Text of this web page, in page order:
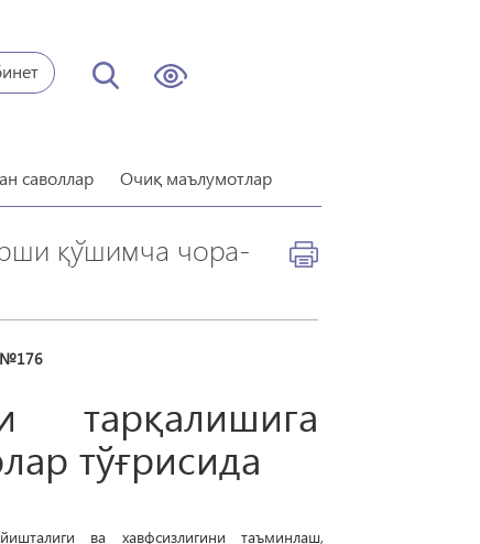
саволлар Очиқ маълумотлар
қўшимча чора-
№176
ва хавфсизлигини таъминлаш,